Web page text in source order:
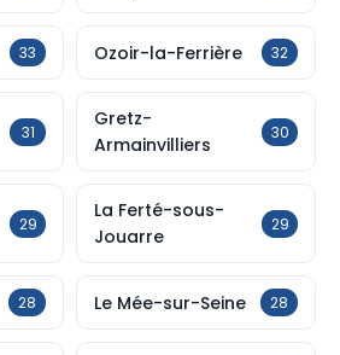
33 Ozoir-la-Ferrière 32
31
Gretz-
Armainvilliers
30
29
La Ferté-sous-
Jouarre
29
28 Le Mée-sur-Seine 28